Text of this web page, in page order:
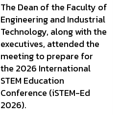
The Dean of the Faculty of
Engineering and Industrial
Technology, along with the
executives, attended the
meeting to prepare for
the 2026 International
STEM Education
Conference (iSTEM-Ed
2026).